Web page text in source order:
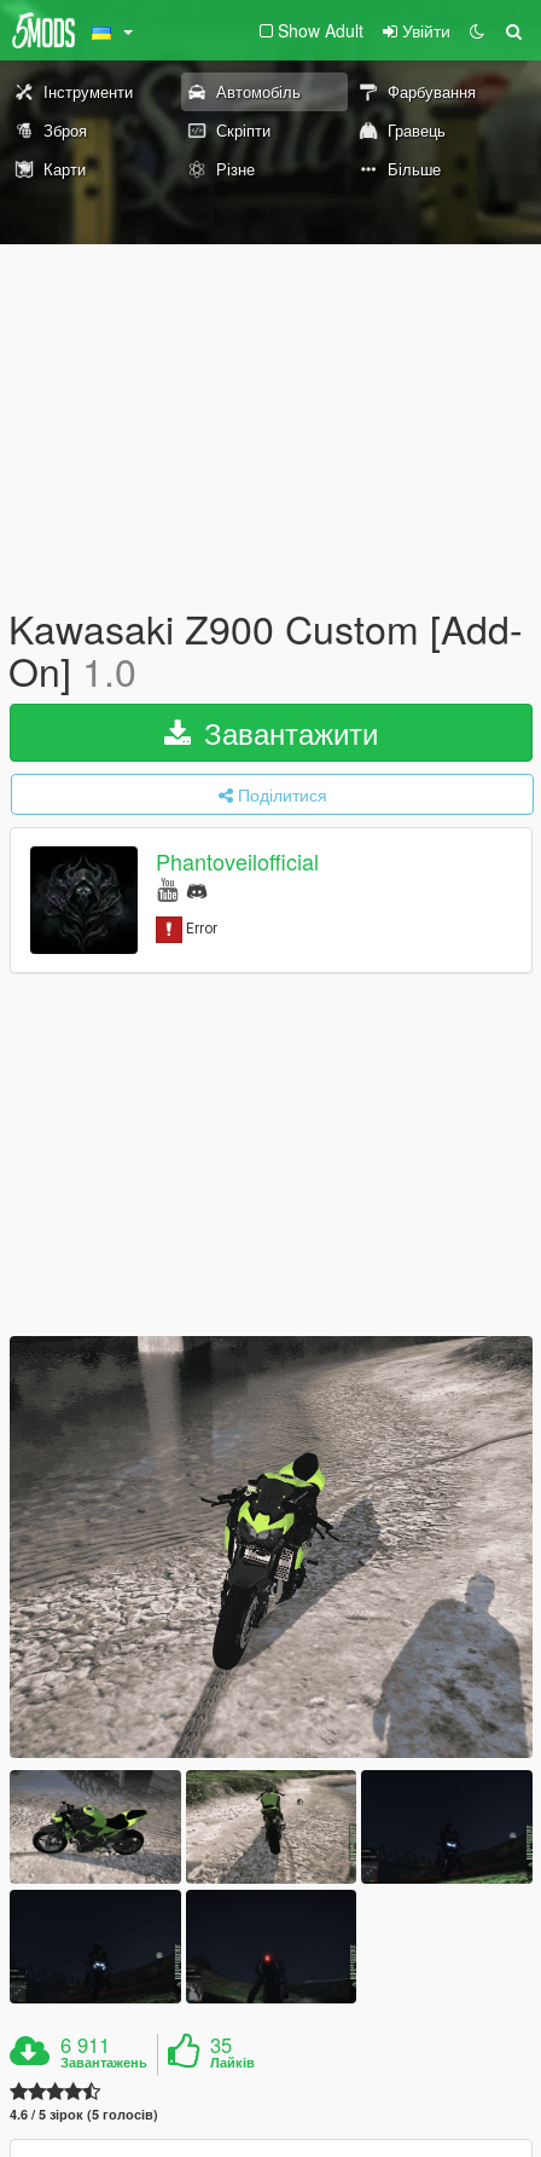
Show Adult Увійти
Інструменти Автомобіль
Фарбування
Зброя
Скріпти
Гравець
Карти
Різне Більше
Kawasaki Z900 Custom [Add-
On] 1.0
Завантажити
Поділитися
Phantoveilofficial
6 911
Завантажень
35
Лайків
4.6 / 5 зірок (5 голосів)